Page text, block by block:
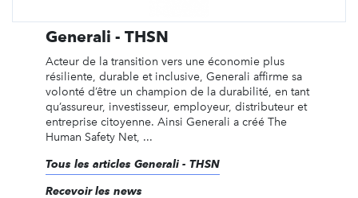
Generali - THSN
Acteur de la transition vers une économie plus
résiliente, durable et inclusive, Generali affirme sa
volonté d’être un champion de la durabilité, en tant
qu’assureur, investisseur, employeur, distributeur et
entreprise citoyenne. Ainsi Generali a créé The
Human Safety Net, ...
Tous les articles Generali - THSN
Recevoir les news